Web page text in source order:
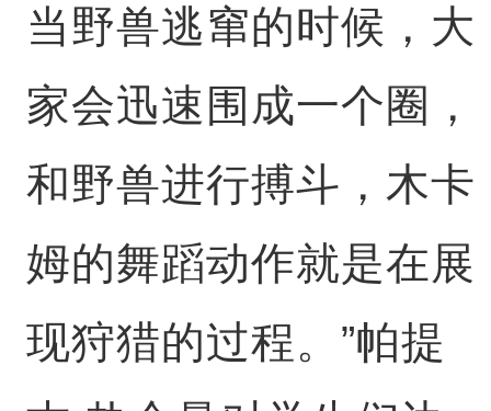
当野兽逃窜的时候，大
家会迅速围成一个圈，
和野兽进行搏斗，木卡
姆的舞蹈动作就是在展
现狩猎的过程。”帕提